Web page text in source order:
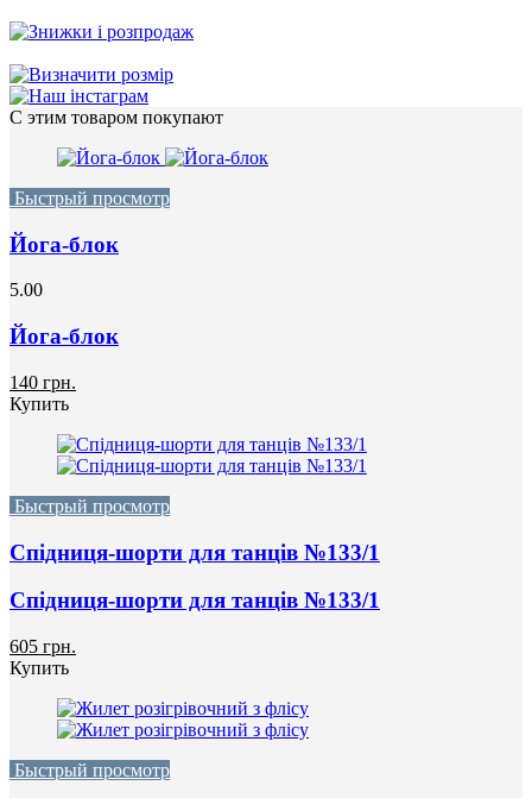
С этим товаром покупают
Быстрый просмотр
Йога-блок
5.00
Йога-блок
140 грн.
Купить
Быстрый просмотр
Спідниця-шорти для танців №133/1
Спідниця-шорти для танців №133/1
605 грн.
Купить
Быстрый просмотр